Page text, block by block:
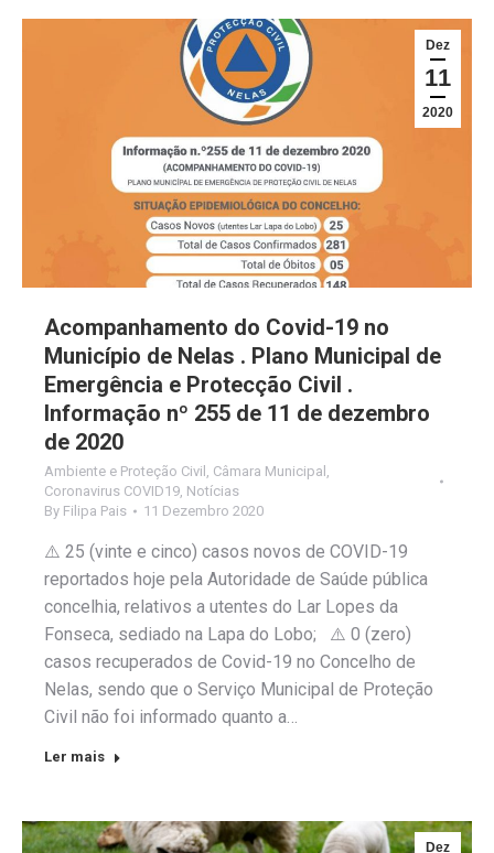
Dez
11
2020
Acompanhamento do Covid-19 no
Município de Nelas . Plano Municipal de
Emergência e Protecção Civil .
Informação nº 255 de 11 de dezembro
de 2020
Ambiente e Proteção Civil , Câmara Municipal ,
Coronavirus COVID19, Notícias
By Filipa Pais 11 Dezembro 2020
⚠️ 25 (vinte e cinco) casos novos de COVID-19
reportados hoje pela Autoridade de Saúde pública
concelhia, relativos a utentes do Lar Lopes da
Fonseca, sediado na Lapa do Lobo; ⚠️ 0 (zero)
casos recuperados de Covid-19 no Concelho de
Nelas, sendo que o Serviço Municipal de Proteção
Civil não foi informado quanto a…
Ler mais
Dez